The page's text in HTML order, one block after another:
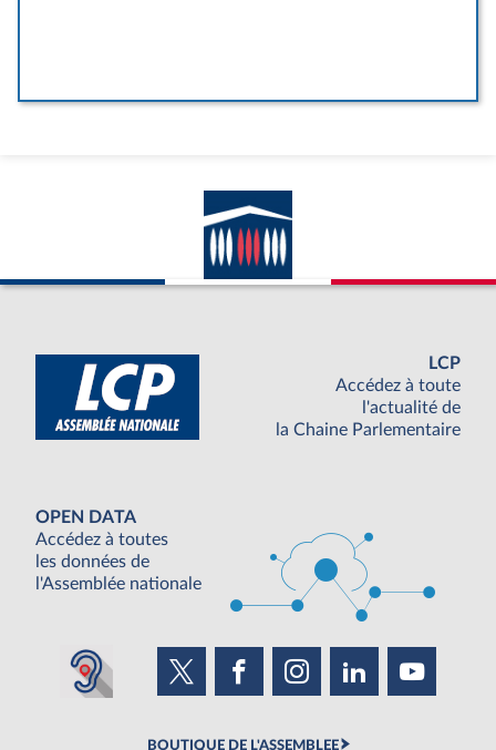
LCP
Accédez à toute
l'actualité de
la Chaine Parlementaire
OPEN DATA
Accédez à toutes
les données de
l'Assemblée nationale
BOUTIQUE DE L'ASSEMBLEE